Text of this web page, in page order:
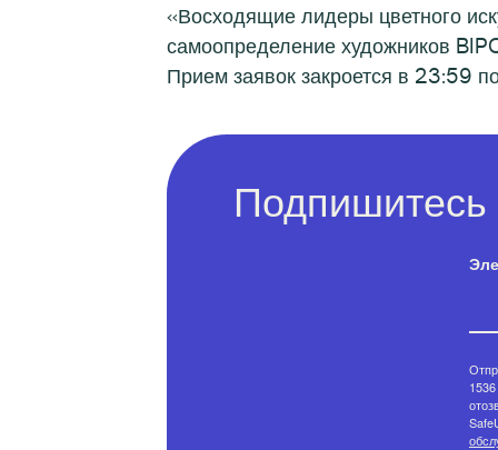
«Восходящие лидеры цветного
самоопределение художников
Прием заявок закроется в 23:59
Подпишитесь